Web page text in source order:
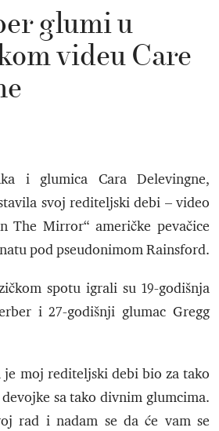
glumi u
videu Care
i glumica Cara Delevingne,
svoj rediteljski debi – video
The Mirror“ američke pevačice
pod pseudonimom Rainsford.
spotu igrali su 19-godišnja
i 27-godišnji glumac Gregg
je moj rediteljski debi bio za tako
sa tako divnim glumcima.
rad i nadam se da će vam se